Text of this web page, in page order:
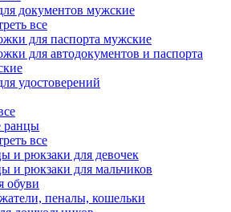
документов мужские
все
для паспорта мужские
для автодокументов и паспорта
удостоверений
ранцы
все
и рюкзаки для девочек
и рюкзаки для мальчиков
обуви
пеналы, кошельки